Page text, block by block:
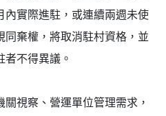
內實際進駐，或連續兩週未使
同棄權，將取消駐村資格，並
不得異議。
視察、營運單位管理需求，